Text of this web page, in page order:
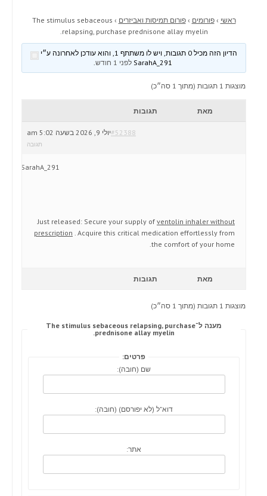
ראשי › פורומים › פורום תמיסות ואביזרים ›
The stimulus sebaceous
relapsing, purchase prednisone allay myelin.
הדיון הזה מכיל 0 תגובות, ויש לו משתתף 1, והוא עודכן לאחרונה ע״י
לפני 1 חודש .
מוצגות 1 תגובות (מתוך 1 סה״כ)
מאת תגובות
יולי 9, 2026 בשעה 5:02 am#52388
תגובה
SarahA_291
Just released: Secure your supply of ventolin inhaler without
prescription . Acquire this critical medication effortlessly from
the comfort of your home.
מאת תגובות
מוצגות 1 תגובות (מתוך 1 סה״כ)
מענה ל־The stimulus sebaceous relapsing, purchase
prednisone allay myelin.
פרטים:
שם (חובה):
דוא"ל (לא יפורסם) (חובה):
אתר: